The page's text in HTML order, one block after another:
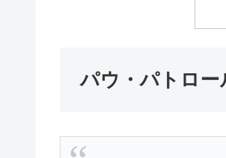
パウ・パトロ